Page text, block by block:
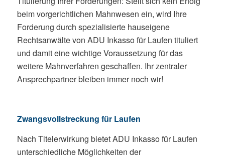
beim vorgerichtlichen Mahnwesen ein, wird Ihre
Forderung durch spezialisierte hauseigene
Rechtsanwälte von ADU Inkasso für Laufen tituliert
und damit eine wichtige Voraussetzung für das
weitere Mahnverfahren geschaffen. Ihr zentraler
Ansprechpartner bleiben immer noch wir!
Zwangsvollstreckung für Laufen
Nach Titelerwirkung bietet ADU Inkasso für Laufen
unterschiedliche Möglichkeiten der